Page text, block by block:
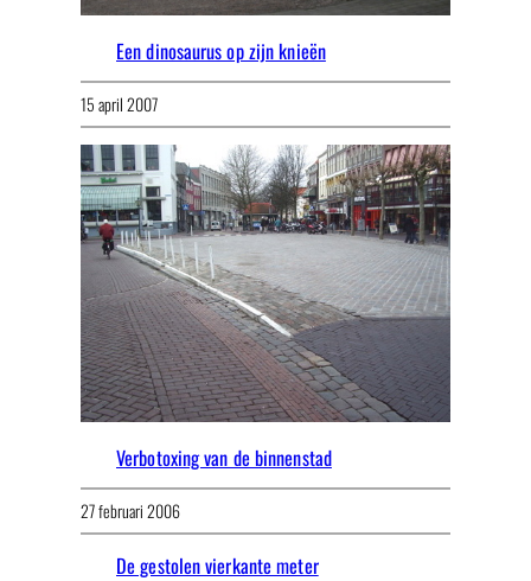
Een dinosaurus op zijn knieën
15 april 2007
Verbotoxing van de binnenstad
27 februari 2006
De gestolen vierkante meter